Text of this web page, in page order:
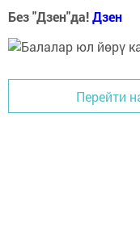
Без "Дзен"да!Дзен
Перейти